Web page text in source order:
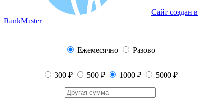
Сайт создан в
RankMaster
Ежемесячно Разово
300 ₽ 500 ₽ 1000 ₽ 5000 ₽